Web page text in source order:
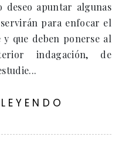
deseo apuntar algunas
para enfocar el
y que deben ponerse al
indagación, de